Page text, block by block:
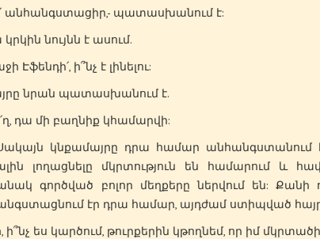
անհանգստացիր,- պատասխանում է:
նույնն է ասում.
Էֆենդի՛, ի՞նչ է լինելու:
նրան պատասխանում է.
դա մի բաղնիք կհամարվի:
կնքամայրը դրա համար անհանգստանում
լողացնելը մկրտություն են համարում և
գործված բոլոր մեղքերը ներվում են:
էր դրա համար, այդժամ ստիպված
ի՞նչ ես կարծում, թուրքերին կթողնեմ, որ իմ